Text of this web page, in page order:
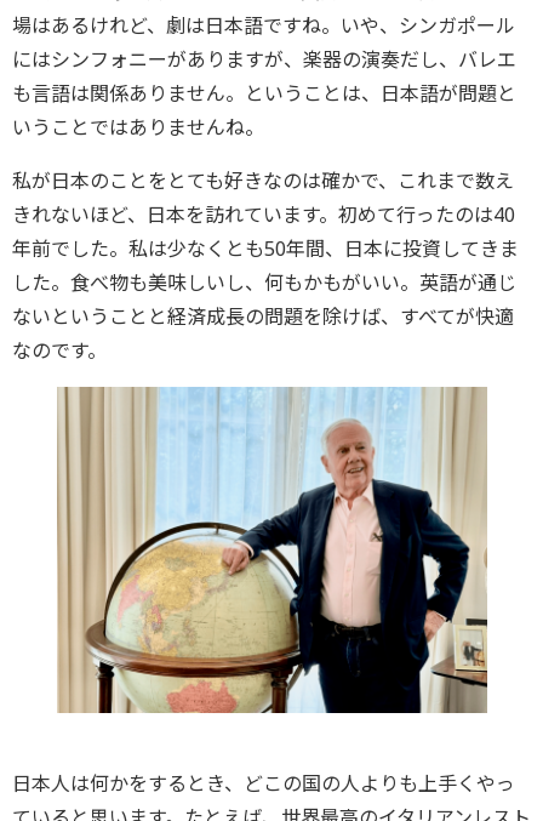
場はあるけれど、劇は日本語ですね。いや、シンガポール
にはシンフォニーがありますが、楽器の演奏だし、バレエ
も言語は関係ありません。ということは、日本語が問題と
いうことではありませんね。
私が日本のことをとても好きなのは確かで、これまで数え
きれないほど、日本を訪れています。初めて行ったのは40
年前でした。私は少なくとも50年間、日本に投資してきま
した。食べ物も美味しいし、何もかもがいい。英語が通じ
ないということと経済成長の問題を除けば、すべてが快適
なのです。
日本人は何かをするとき、どこの国の人よりも上手くやっ